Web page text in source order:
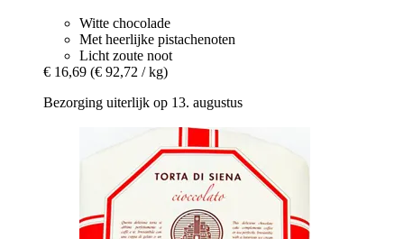
Witte chocolade
Met heerlijke pistachenoten
Licht zoute noot
€ 16,69 (€ 92,72 / kg)
Bezorging uiterlijk op 13. augustus